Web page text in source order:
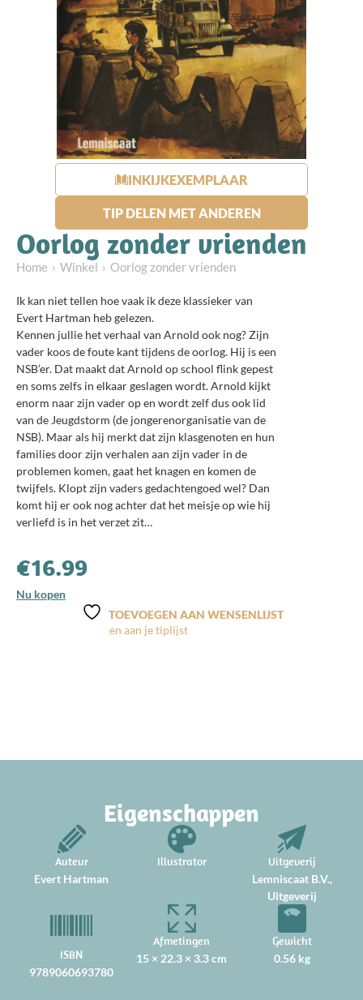
INKIJKEXEMPLAAR
TIP DELEN MET ANDEREN
Oorlog zonder vrienden
Home Winkel Oorlog zonder vrienden
Ik kan niet tellen hoe vaak ik deze klassieker van
Evert Hartman heb gelezen.
Kennen jullie het verhaal van Arnold ook nog? Zijn
vader koos de foute kant tijdens de oorlog. Hij is een
NSB’er. Dat maakt dat Arnold op school flink gepest
en soms zelfs in elkaar geslagen wordt. Arnold kijkt
enorm naar zijn vader op en wordt zelf dus ook lid
van de Jeugdstorm (de jongerenorganisatie van de
NSB). Maar als hij merkt dat zijn klasgenoten en hun
families door zijn verhalen aan zijn vader in de
problemen komen, gaat het knagen en komen de
twijfels. Klopt zijn vaders gedachtengoed wel? Dan
komt hij er ook nog achter dat het meisje op wie hij
verliefd is in het verzet zit…
€16.99
Nu kopen
TOEVOEGEN AAN WENSENLIJST
Eigenschappen
Auteur
Evert Hartman
Illustrator Uitgeverij
Lemniscaat B.V.,
Uitgeverij
ISBN
9789060693780
Afmetingen
15 × 22.3 × 3.3 cm
Gewicht
0.56 kg